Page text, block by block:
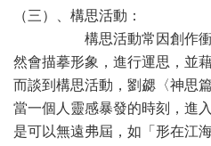
（三）、構思活動：
構思活動常因創作衝動
然會描摹形象，進行運思，並
而談到構思活動，劉勰〈神思
當一個人靈感暴發的時刻，進
是可以無遠弗屆，如「形在江